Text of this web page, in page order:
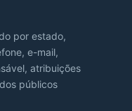
por estado,
e-mail,
atribuições
públicos